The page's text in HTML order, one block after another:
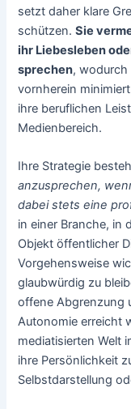
setzt daher klare
schützen.Sie
ihr Liebesleben
sprechen, wodurch
vornherein
ihre beruflichen
Medienbereich.
Ihre Strategie
anzusprechen,
dabei stets eine
in einer Branche, in
Objekt öffentlicher
Vorgehensweise
glaubwürdig zu
offene Abgrenzung
Autonomie erreicht
mediatisierten Welt
ihre Persönlichkeit
Selbstdarstellung